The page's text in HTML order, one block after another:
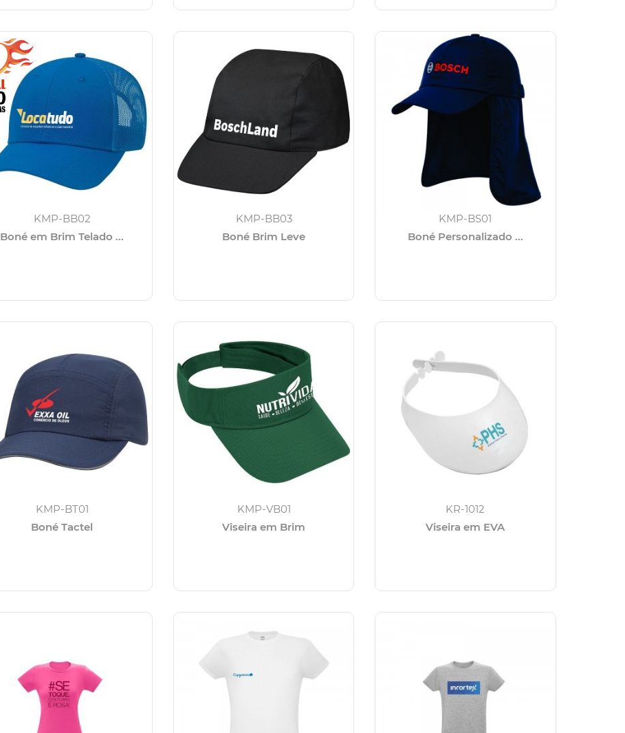
KMP-BB02
Boné em Brim Telado ...
KMP-BB03
Boné Brim Leve
KMP-BS01
Boné Personalizado ...
KMP-BT01
Boné Tactel
KMP-VB01
Viseira em Brim
KR-1012
Viseira em EVA